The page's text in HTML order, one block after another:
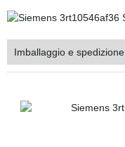
Imballaggio e spedizione